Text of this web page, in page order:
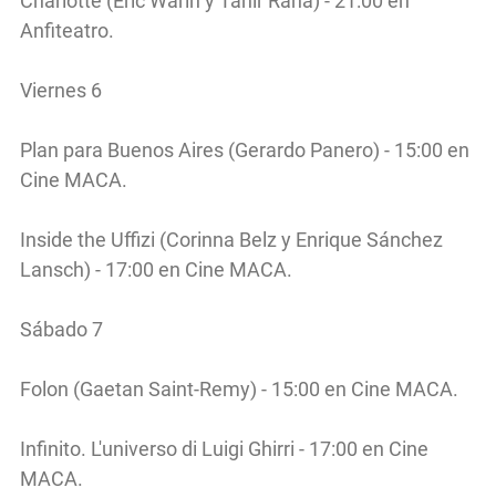
Anfiteatro.
Viernes 6
Plan para Buenos Aires (Gerardo Panero) - 15:00 en
Cine MACA.
Inside the Uffizi (Corinna Belz y Enrique Sánchez
Lansch) - 17:00 en Cine MACA.
Sábado 7
Folon (Gaetan Saint-Remy) - 15:00 en Cine MACA.
Infinito. L'universo di Luigi Ghirri - 17:00 en Cine
MACA.